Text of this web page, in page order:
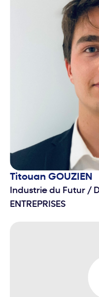
Titouan GOUZIEN
Industrie du Futur /
ENTREPRISES